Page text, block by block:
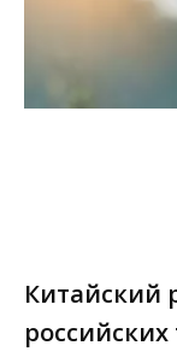
Китайский